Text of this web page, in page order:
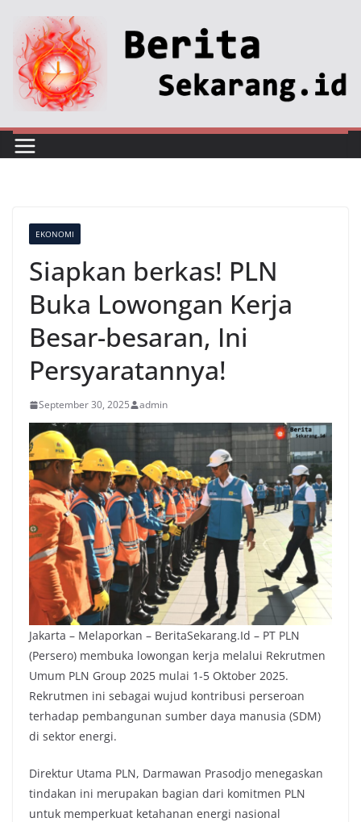
content
EKONOMI
Siapkan berkas! PLN
Buka Lowongan Kerja
Besar-besaran, Ini
Persyaratannya!
September 30, 2025 admin
Jakarta – Melaporkan – BeritaSekarang.Id – PT PLN
(Persero) membuka lowongan kerja melalui Rekrutmen
Umum PLN Group 2025 mulai 1-5 Oktober 2025.
Rekrutmen ini sebagai wujud kontribusi perseroan
terhadap pembangunan sumber daya manusia (SDM)
di sektor energi.
Direktur Utama PLN, Darmawan Prasodjo menegaskan
tindakan ini merupakan bagian dari komitmen PLN
untuk memperkuat ketahanan energi nasional